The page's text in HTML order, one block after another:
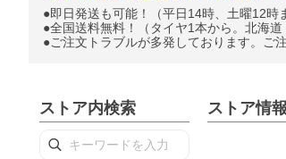
●即日発送も可能！（平日14時、土曜12時
●全国送料無料！（タイヤ1本から。北海道
●ご注文トラブルが多発しております。ご
ストア内検索 ストア情報